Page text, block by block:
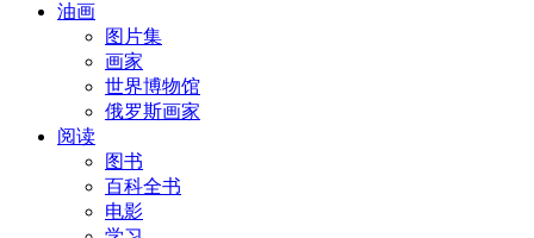
油画
图片集
画家
世界博物馆
俄罗斯画家
阅读
图书
百科全书
电影